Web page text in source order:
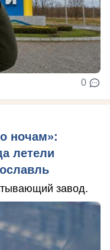
0
ночам»:
летели
завод.